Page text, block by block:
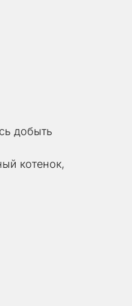
добыть
котенок,